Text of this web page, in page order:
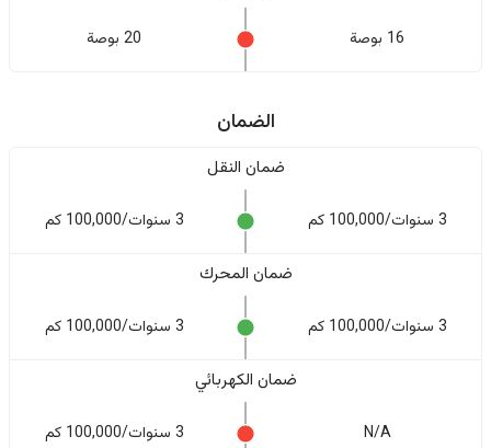
16 بوصة 20 بوصة
الضمان
ضمان النقل
3 سنوات/100,000 كم 3 سنوات/100,000 كم
ضمان المحرك
3 سنوات/100,000 كم 3 سنوات/100,000 كم
ضمان الكهربائي
N/A 3 سنوات/100,000 كم